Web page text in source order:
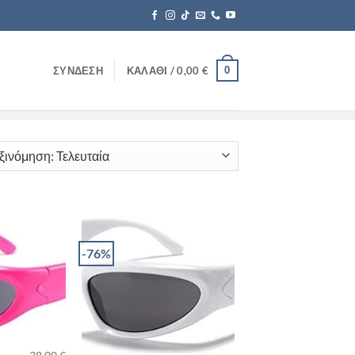
ΣΎΝΔΕΣΗ ΚΑΛΆΘΙ /0,00 € 0
-76%